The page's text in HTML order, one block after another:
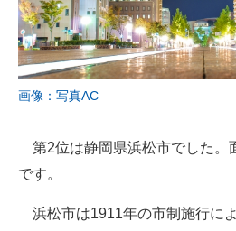
画像：写真AC
第2位は静岡県浜松市でした。
です。
浜松市は1911年の市制施行に